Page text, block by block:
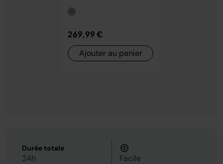
269,99 €
Ajouter au panier
Durée totale
24h Facile